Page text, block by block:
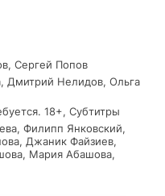
Сергей Попов
Дмитрий Нелидов, Ольга
18+, Субтитры
Филипп Янковский,
Джаник Файзиев,
Мария Абашова,